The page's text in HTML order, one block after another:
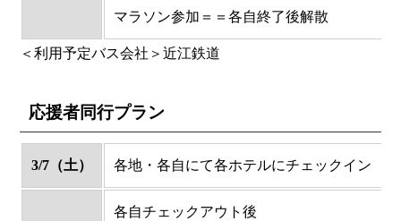
マラソン参加＝＝各自終了後解散
＜利用予定バス会社＞近江鉄道
応援者同行プラン
3/7（土） 各地・各自にて各ホテルにチェックイン
各自チェックアウト後